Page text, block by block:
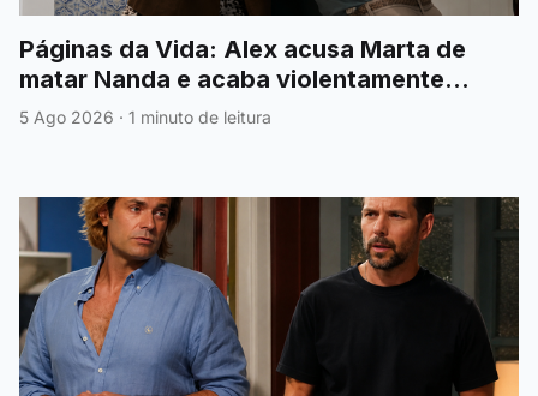
Páginas da Vida: Alex acusa Marta de
matar Nanda e acaba violentamente
agredido
5 Ago 2026 · 1 minuto de leitura